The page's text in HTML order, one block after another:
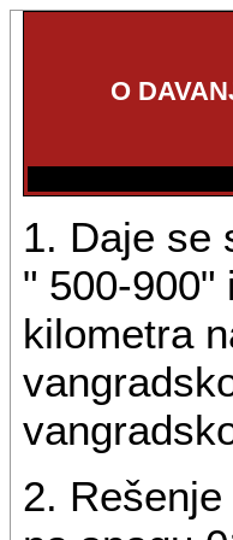
O
1. Daje se
" 500-900"
kilometra
2.